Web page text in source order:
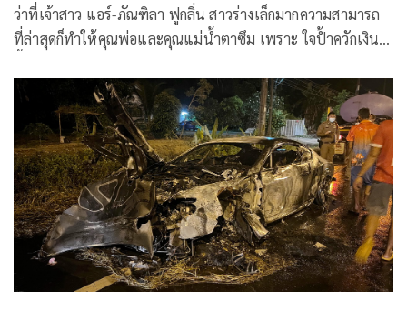
ว่าที่เจ้าสาว แอร์-ภัณฑิลา ฟูกลิ่น สาวร่างเล็กมากความสามารถ
ที่ล่าสุดก็ทำให้คุณพ่อและคุณแม่น้ำตาซึม เพราะ ใจป้ำควักเงิน
ครอบครัวสุดอบอุ่นในวันพักผ่อน เนื่องในโอกาสวันคล้ายวันเกิด
ของตัวเองและคุณแม่แฟนหนุ่ม ไอซ์ รัชชสิทธิ์ อีกด้วย